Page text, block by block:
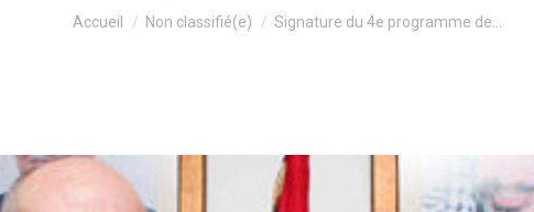
Vous êtes ici :
Accueil Non classifié(e) Signature du 4e programme de…